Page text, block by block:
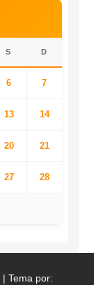
S D
6 7
13 14
20 21
27 28
| Tema por: